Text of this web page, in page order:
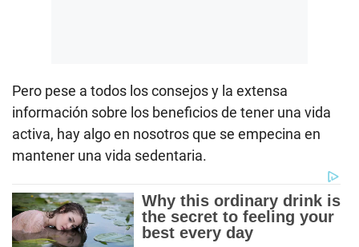
Pero pese a todos los consejos y la extensa
información sobre los beneficios de tener una vida
activa, hay algo en nosotros que se empecina en
mantener una vida sedentaria.